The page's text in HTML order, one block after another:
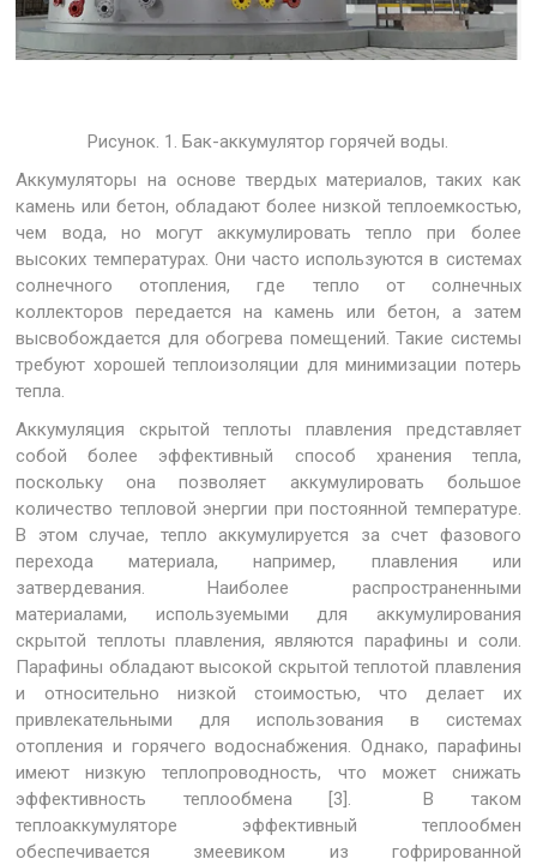
Рисунок. 1. Бак-аккумулятор горячей воды.
Аккумуляторы на основе твердых материалов, таких как
камень или бетон, обладают более низкой теплоемкостью,
чем вода, но могут аккумулировать тепло при более
высоких температурах. Они часто используются в системах
солнечного отопления, где тепло от солнечных
коллекторов передается на камень или бетон, а затем
высвобождается для обогрева помещений. Такие системы
требуют хорошей теплоизоляции для минимизации потерь
тепла.
Аккумуляция скрытой теплоты плавления представляет
собой более эффективный способ хранения тепла,
поскольку она позволяет аккумулировать большое
количество тепловой энергии при постоянной температуре.
В этом случае, тепло аккумулируется за счет фазового
перехода материала, например, плавления или
затвердевания. Наиболее распространенными
материалами, используемыми для аккумулирования
скрытой теплоты плавления, являются парафины и соли.
Парафины обладают высокой скрытой теплотой плавления
и относительно низкой стоимостью, что делает их
привлекательными для использования в системах
отопления и горячего водоснабжения. Однако, парафины
имеют низкую теплопроводность, что может снижать
эффективность теплообмена [3]. В таком
теплоаккумуляторе эффективный теплообмен
обеспечивается змеевиком из гофрированной